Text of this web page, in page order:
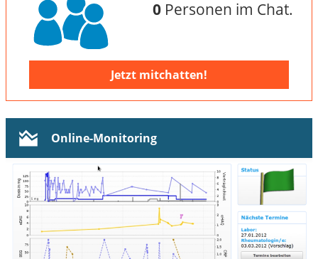
0Personen im Chat.
Jetzt mitchatten!
Online-Monitoring